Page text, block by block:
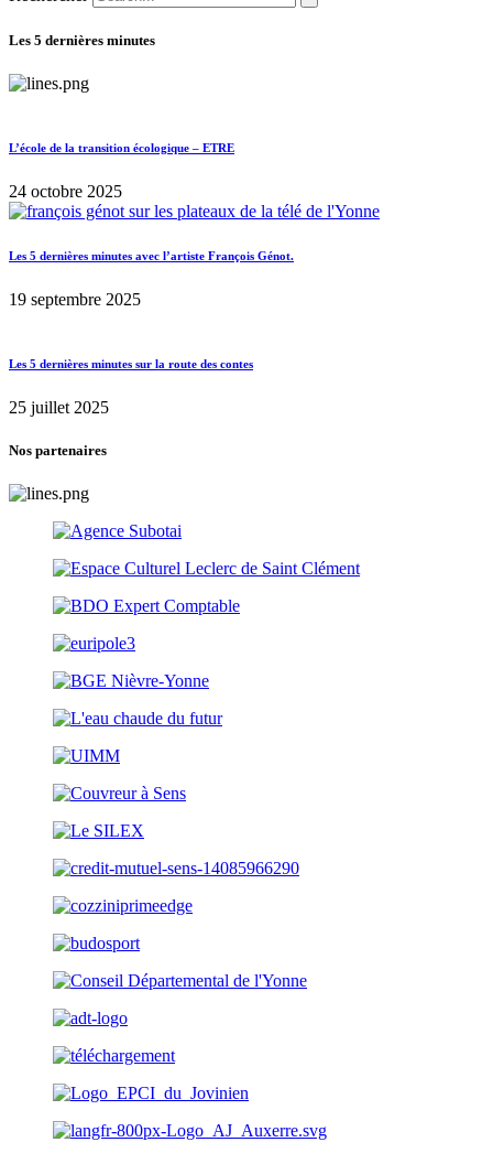
Les 5 dernières minutes
L’école de la transition écologique – ETRE
24 octobre 2025
Les 5 dernières minutes avec l’artiste François Génot.
19 septembre 2025
Les 5 dernières minutes sur la route des contes
25 juillet 2025
Nos partenaires